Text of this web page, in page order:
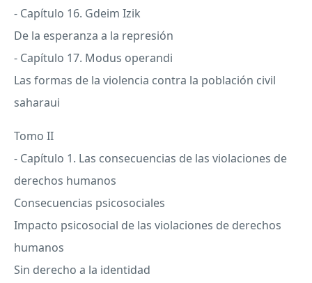
- Capítulo 16. Gdeim Izik
De la esperanza a la represión
- Capítulo 17. Modus operandi
Las formas de la violencia contra la población civil
saharaui
Tomo II
- Capítulo 1. Las consecuencias de las violaciones de
derechos humanos
Consecuencias psicosociales
Impacto psicosocial de las violaciones de derechos
humanos
Sin derecho a la identidad